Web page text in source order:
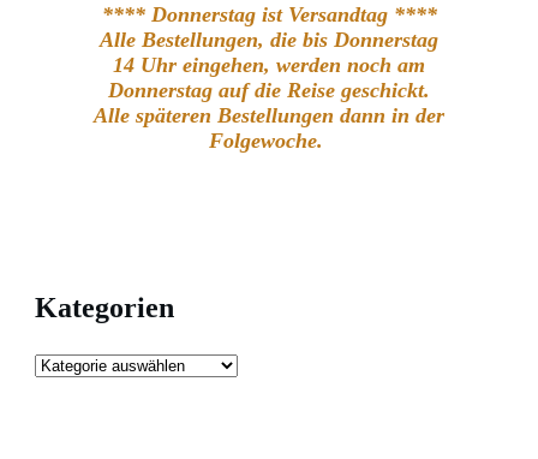
**** Donnerstag ist Versandtag ****
Alle Bestellungen, die bis Donnerstag
14 Uhr eingehen, werden noch am
Donnerstag auf die Reise geschickt.
Alle späteren Bestellungen dann in der
Folgewoche.
Kategorien